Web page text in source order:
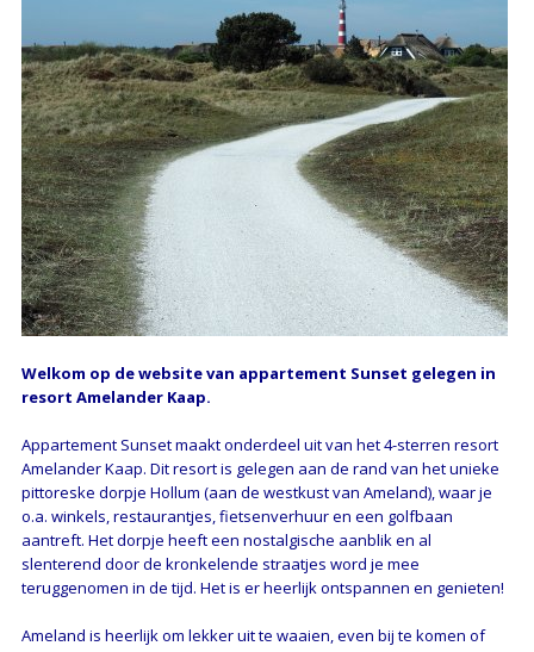
Welkom op de website van appartement Sunset gelegen in
resort Amelander Kaap.
Appartement Sunset maakt onderdeel uit van het 4-sterren resort
Amelander Kaap. Dit resort is gelegen aan de rand van het unieke
pittoreske dorpje Hollum (aan de westkust van Ameland), waar je
o.a. winkels, restaurantjes, fietsenverhuur en een golfbaan
aantreft. Het dorpje heeft een nostalgische aanblik en al
slenterend door de kronkelende straatjes word je mee
teruggenomen in de tijd. Het is er heerlijk ontspannen en genieten!
Ameland is heerlijk om lekker uit te waaien, even bij te komen of